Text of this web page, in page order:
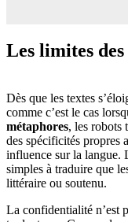
Les limites
Dès que les textes
comme c’est le cas
métaphores, les robots
des spécificités propres
influence sur la langue.
simples à traduire que
littéraire ou soutenu.
La confidentialité n’est